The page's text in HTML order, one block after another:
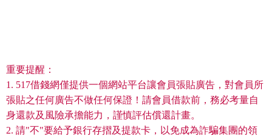
重要提醒：
1. 517借錢網僅提供一個網站平台讓會員張貼廣告，對會員所
張貼之任何廣告不做任何保證！請會員借款前，務必考量自
身還款及風險承擔能力，謹慎評估償還計畫。
2. 請"不"要給予銀行存摺及提款卡，以免成為詐騙集團的領